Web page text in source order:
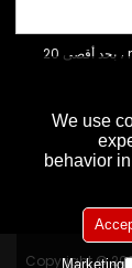
يدعم فقط .rar / .zip / .jpg / .png / .gif / .doc / .xls / .pdf ، بحد أقصى 20
Copyright ©
We use
behavior
Marketing